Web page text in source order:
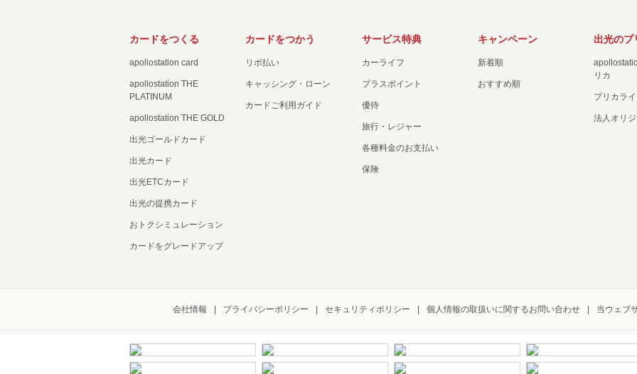
カードをつくる
apollostation card
apollostation THE
PLATINUM
apollostation THE GOLD
出光ゴールドカード
出光カード
出光ETCカード
出光の提携カード
おトクシミュレーション
カードをグレードアップ
カードをつかう
リボ払い
キャッシング・ローン
カードご利用ガイド
サービス特典
カーライフ
プラスポイント
優待
旅行・レジャー
各種料金のお支払い
保険
キャンペーン
新着順
おすすめ順
出光のプ
リカ
プリカラ
法人オリ
会社情報 プライバシーポリシー セキュリティポリシー 個人情報の取扱いに関するお問い合わせ 当ウェブ